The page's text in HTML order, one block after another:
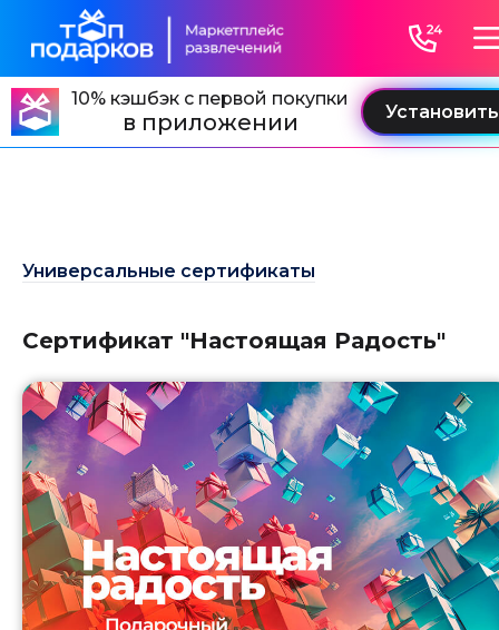
">" />
10% кэшбэк с первой покупки
в приложении
Универсальные сертификаты
Сертификат "Настоящая Радость"